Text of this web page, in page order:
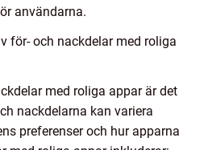
användarna.
för- och nackdelar med roliga
med roliga appar är det
nackdelarna kan variera
preferenser och hur apparna